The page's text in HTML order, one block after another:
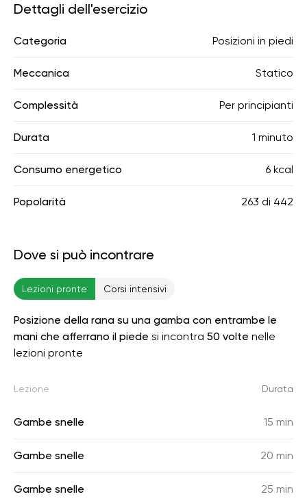
Dettagli dell'esercizio
Categoria Posizioni in piedi
Meccanica Statico
Complessità Per principianti
Durata 1 minuto
Consumo energetico 6 kcal
Popolarità 263 di 442
Dove si può incontrare
Lezioni pronte Corsi intensivi
Posizione della rana su una gamba con entrambe le
mani che afferrano il piede si incontra 50 volte nelle
lezioni pronte
Lezione Durata
Gambe snelle 15 min
Gambe snelle 20 min
Gambe snelle 25 min